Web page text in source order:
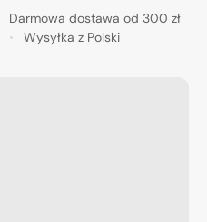
Darmowa dostawa od 300 zł
Wysyłka z Polski